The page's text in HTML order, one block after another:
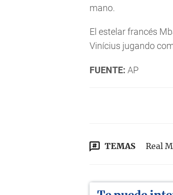
mano.
El estelar francés
Vinícius jugando
FUENTE: AP
TEMAS Real